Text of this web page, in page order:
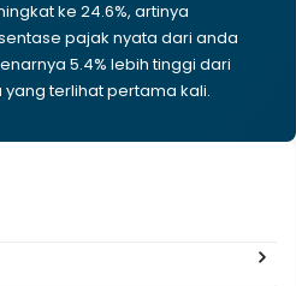
ke 24.6%, artinya
pajak nyata dari anda
5.4% lebih tinggi dari
yang terlihat pertama kali.